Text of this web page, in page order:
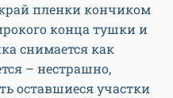
пленки кончиком
конца тушки и
снимается как
– нестрашно,
оставшиеся участки